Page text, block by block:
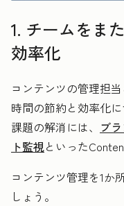
1. チームをま
効率化
コンテンツの管理担
時間の節約と効率化
課題の解消には、 ブ
ト監視といった
コンテンツ管理を1か
しょう。